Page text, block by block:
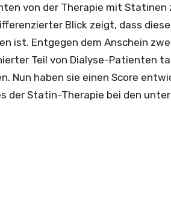
von der Therapie mit Statinen
Blick zeigt, dass
ist. Entgegen dem Anschein
Teil von Dialyse-Patienten
Nun haben sie einen Score
der Statin-Therapie bei den